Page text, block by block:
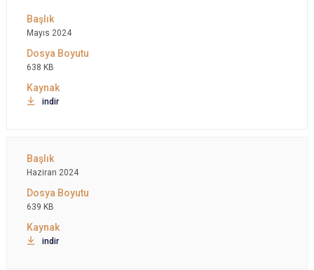
Mayıs 2024
638 KB
indir
Haziran 2024
639 KB
indir